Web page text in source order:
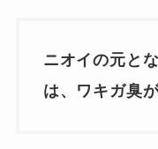
ニオイの元と
は、ワキガ臭